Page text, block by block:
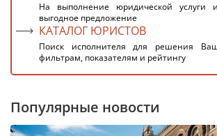
На выполнение юридической услуги
выгодное предложение
КАТАЛОГ ЮРИСТОВ
Поиск исполнителя для решения
фильтрам, показателям и рейтингу
Популярные новости